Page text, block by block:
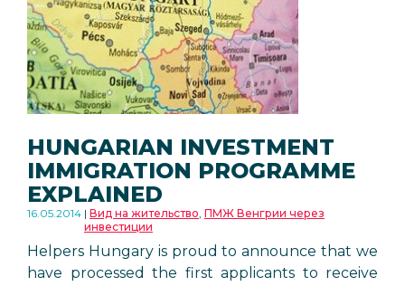
HUNGARIAN INVESTMENT
IMMIGRATION PROGRAMME
EXPLAINED
16.05.2014 Вид на жительство, ПМЖ Венгрии через
инвестиции
Helpers Hungary is proud to announce that we
have processed the first applicants to receive